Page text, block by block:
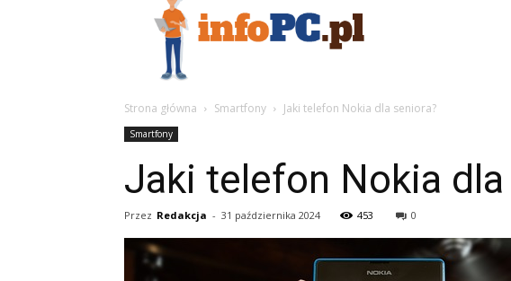
Strona główna Smartfony Jaki telefon Nokia dla seniora?
Smartfony
Jaki telefon Nokia dla
Przez Redakcja - 31 października 2024 453 0